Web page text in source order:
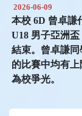
2026-06-09
本校 6D 曾卓謙
U18 男子亞洲
結束。曾卓謙
的比賽中均有
為校爭光。